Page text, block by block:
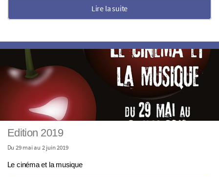
Lire la suite
Edition 2019
Du 29 mai au 2 juin 2019
Le cinéma et la musique